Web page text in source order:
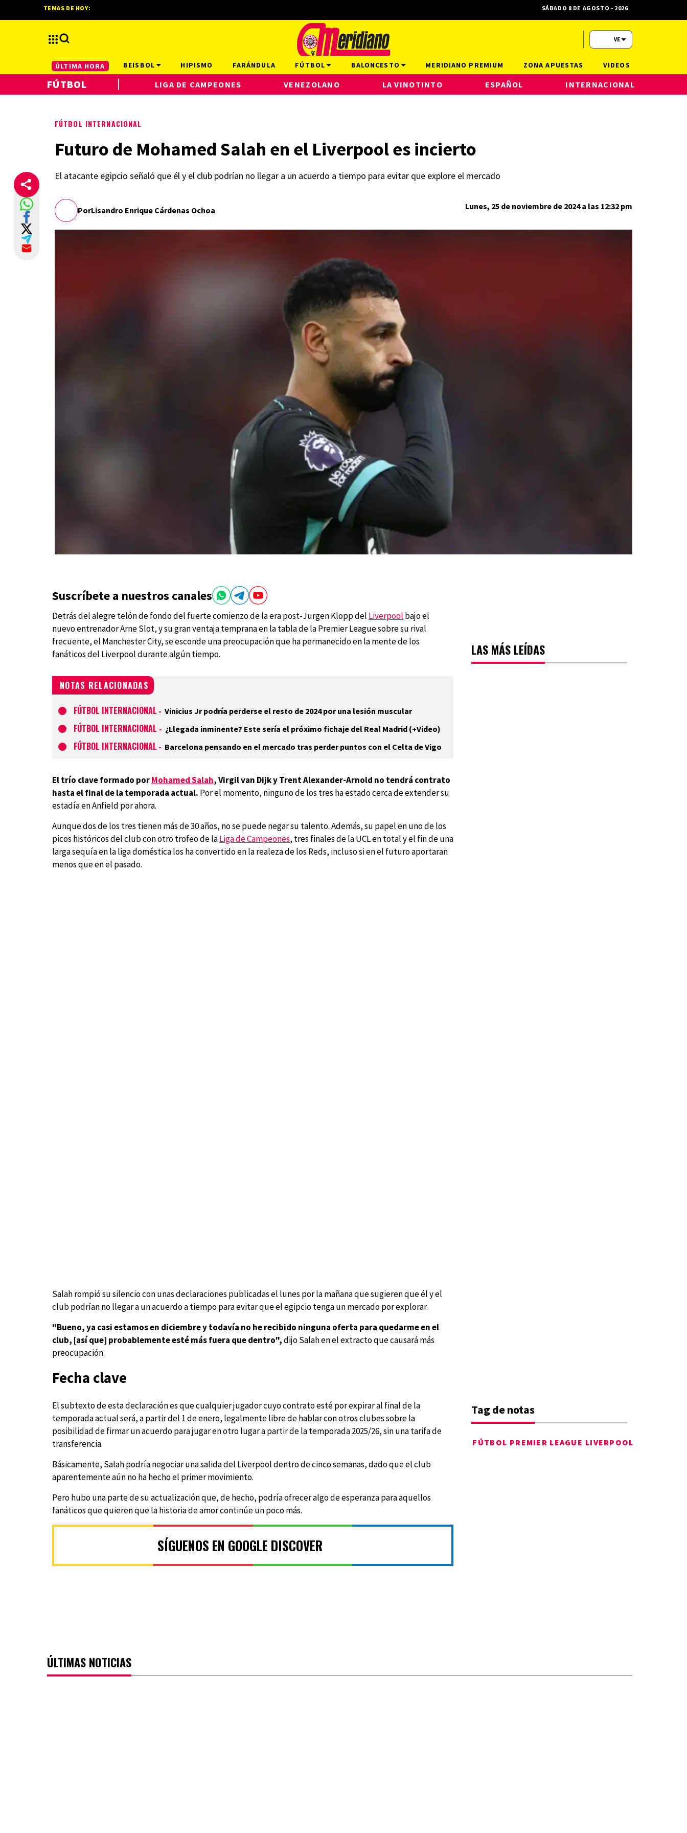
FÚTBOL INTERNACIONAL
Futuro de Mohamed Salah en el Liverpool es incierto
El atacante egipcio señaló que él y el club podrían no llegar a un acuerdo a tiempo para evitar que explore el mercado
PorLisandro Enrique Cárdenas Ochoa Lunes, 25 de noviembre de 2024 a las 12:32 pm
Suscríbete a nuestros canales
Detrás del alegre telón de fondo del fuerte comienzo de la era post-Jurgen Klopp del Liverpool bajo el
nuevo entrenador Arne Slot, y su gran ventaja temprana en la tabla de la Premier League sobre su rival
frecuente, el Manchester City, se esconde una preocupación que ha permanecido en la mente de los
fanáticos del Liverpool durante algún tiempo.
NOTAS RELACIONADAS
FÚTBOL INTERNACIONAL - Vinicius Jr podría perderse el resto de 2024 por una lesión muscular
FÚTBOL INTERNACIONAL - ¿Llegada inminente? Este sería el próximo fichaje del Real Madrid (+Video)
FÚTBOL INTERNACIONAL - Barcelona pensando en el mercado tras perder puntos con el Celta de Vigo
El trío clave formado porMohamed Salah, Virgil van Dijk y Trent Alexander-Arnold no tendrá contrato
hasta el final de la temporada actual. Por el momento, ninguno de los tres ha estado cerca de extender su
estadía en Anfield por ahora.
Aunque dos de los tres tienen más de 30 años, no se puede negar su talento. Además, su papel en uno de los
picos históricos del club con otro trofeo de laLiga de Campeones, tres finales de la UCL en total y el fin de una
larga sequía en la liga doméstica los ha convertido en la realeza de los Reds, incluso si en el futuro aportaran
menos que en el pasado.
Salah rompió su silencio con unas declaraciones publicadas el lunes por la mañana que sugieren que él y el
club podrían no llegar a un acuerdo a tiempo para evitar que el egipcio tenga un mercado por explorar.
"Bueno, ya casi estamos en diciembre y todavía no he recibido ninguna oferta para quedarme en el
club, [así que] probablemente esté más fuera que dentro",dijo Salah en el extracto que causará más
preocupación.
Fecha clave
El subtexto de esta declaración es que cualquier jugador cuyo contrato esté por expirar al final de la
temporada actual será, a partir del 1 de enero, legalmente libre de hablar con otros clubes sobre la
posibilidad de firmar un acuerdo para jugar en otro lugar a partir de la temporada 2025/26, sin una tarifa de
transferencia.
Básicamente, Salah podría negociar una salida del Liverpool dentro de cinco semanas, dado que el club
aparentemente aún no ha hecho el primer movimiento.
Pero hubo una parte de su actualización que, de hecho, podría ofrecer algo de esperanza para aquellos
fanáticos que quieren que la historia de amor continúe un poco más.
SÍGUENOS EN GOOGLE DISCOVER
LAS MÁS LEÍDAS
Tag de notas
FÚTBOL PREMIER LEAGUE LIVERPOOL
ÚLTIMAS NOTICIAS
TEMAS DE HOY: SÁBADO 8 DE AGOSTO - 2026
VE
ÚLTIMA HORA BEISBOL HIPISMO FARÁNDULA FÚTBOL
FÚTBOL LIGA DE CAMPEONES VENEZOLANO LA VINOTINTO ESPAÑOL INTERNACIONAL
BALONCESTO MERIDIANO PREMIUM ZONA APUESTAS VIDEOS